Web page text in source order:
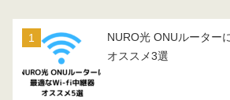
NURO光 ONUルーター
オススメ3選